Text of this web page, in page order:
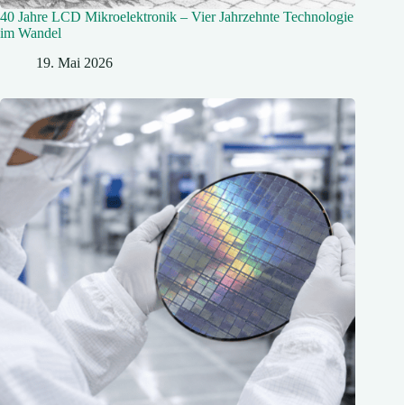
40 Jahre LCD Mikroelektronik – Vier Jahrzehnte Technologie
im Wandel
19. Mai 2026